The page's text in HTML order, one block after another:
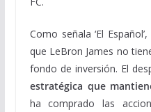
Como señala ‘El
que LeBron James no
fondo de inversión. El
estratégica que
ha comprado las